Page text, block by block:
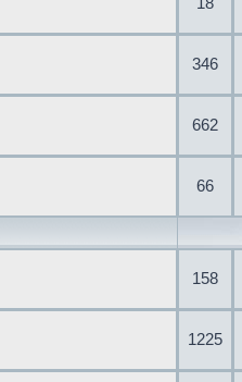
346
662
66
158
1225